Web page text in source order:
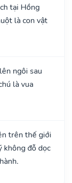
tại Hồng
là con vật
ngôi sau
là vua
trên thế giới
không đỗ dọc